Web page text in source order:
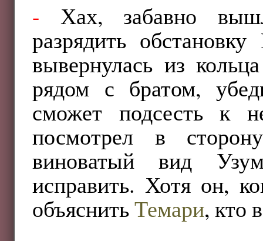
- Хах, забавно
разрядить
вывернулась из
рядом с братом,
сможет подсесть к
посмотрел в
виноватый вид
исправить. Хотя он,
объяснитьТемари, кто